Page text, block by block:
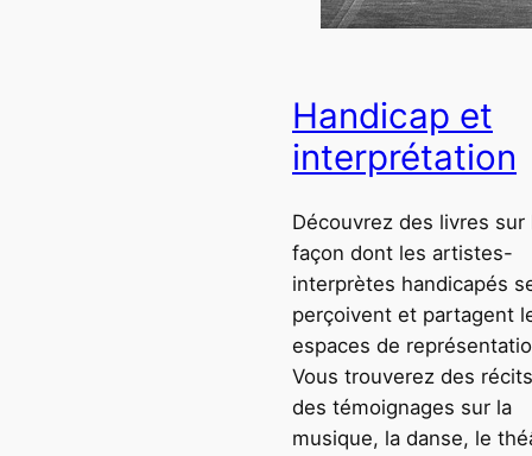
Handicap et
interprétation
Découvrez des livres sur
façon dont les artistes-
interprètes handicapés
perçoivent et partagent
espaces de
Vous trouverez des
des témoignages sur la
musique, la danse, le